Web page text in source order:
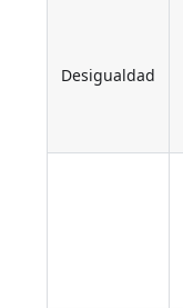
Desigualdad